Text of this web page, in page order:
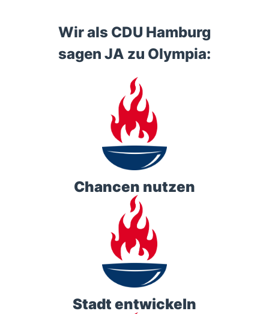
Wir als CDU Hamburg
sagen JA zu Olympia:
Chancen nutzen
Stadt entwickeln